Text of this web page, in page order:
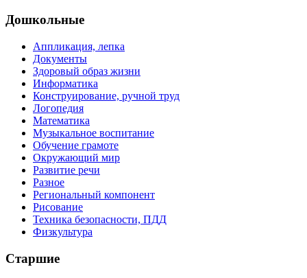
Дошкольные
Аппликация, лепка
Документы
Здоровый образ жизни
Информатика
Конструирование, ручной труд
Логопедия
Математика
Музыкальное воспитание
Обучение грамоте
Окружающий мир
Развитие речи
Разное
Региональный компонент
Рисование
Техника безопасности, ПДД
Физкультура
Старшие